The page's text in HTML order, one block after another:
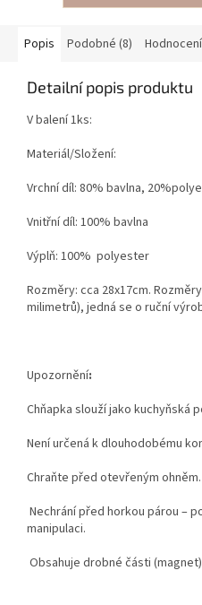
Popis Podobné (8) Hodnocení
Detailní popis produktu
V balení 1ks:
Materiál/Složení:
Vrchní díl: 80% bavlna,
Vnitřní díl: 100% bavlna
Výplň: 100% polyester
Rozměry: cca 28x17cm.
milimetrů), jedná se o ruční
Upozornění:
Chňapka slouží jako kuchyňská
Není určená k dlouhodobému
Chraňte před otevřeným ohněm.
Nechrání před horkou párou –
manipulaci.
Obsahuje drobné části